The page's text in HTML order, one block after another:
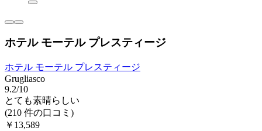
ホテル モーテル プレスティージ
ホテル モーテル プレスティージ
Grugliasco
9.2/10
とても素晴らしい
(210 件の口コミ)
￥13,589